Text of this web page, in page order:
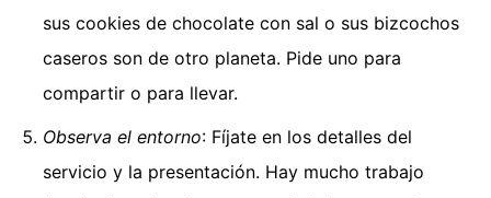
sus cookies de chocolate con sal o sus bizcochos
caseros son de otro planeta. Pide uno para
compartir o para llevar.
Observa el entorno: Fíjate en los detalles del
servicio y la presentación. Hay mucho trabajo